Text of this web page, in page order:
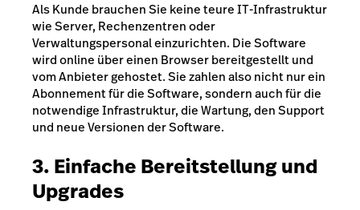
Als Kunde brauchen Sie keine teure IT-Infrastruktur
wie Server, Rechenzentren oder
Verwaltungspersonal einzurichten. Die Software
wird online über einen Browser bereitgestellt und
vom Anbieter gehostet. Sie zahlen also nicht nur ein
Abonnement für die Software, sondern auch für die
notwendige Infrastruktur, die Wartung, den Support
und neue Versionen der Software.
3. Einfache Bereitstellung und
Upgrades